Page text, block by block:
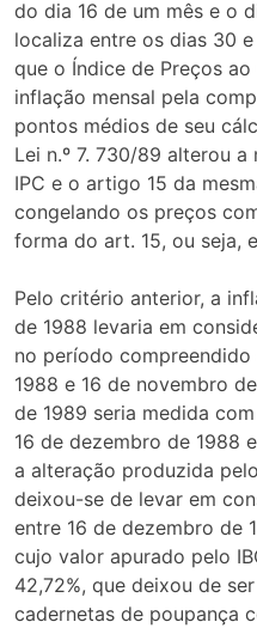
do dia 16 de um mês e o
localiza entre os dias 30
que o Índice de Preços
inflação mensal pela
pontos médios de seu
Lei n.º 7. 730/89 alterou
IPC e o artigo 15 da
congelando os preços
forma do art. 15, ou seja,
Pelo critério anterior, a
de 1988 levaria em
no período
1988 e 16 de novembro
de 1989 seria medida
16 de dezembro de 1988
a alteração produzida
deixou-se de levar em
entre 16 de dezembro de
cujo valor apurado pelo
42,72%, que deixou de
cadernetas de poupança